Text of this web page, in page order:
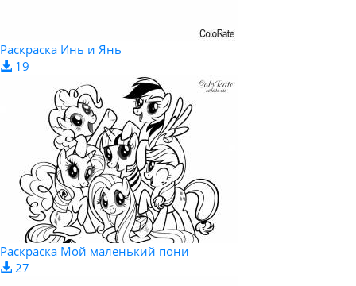
Раскраска Инь и Янь
19
Раскраска Мой маленький пони
27